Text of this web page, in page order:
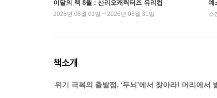
이달의 책 8월 : 산리오캐릭터즈 유리컵
2026년 08월 01일 ~ 2026년 08월 31일
예
소
책소개
위기 극복의 출발점, ‘두뇌’에서 찾아라! 머리에